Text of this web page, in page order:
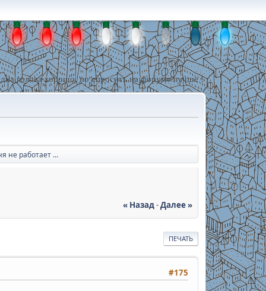
голова хорошо, но спросить на форуме лучше !
не работает ...
« Назад-Далее »
ПЕЧАТЬ
#175